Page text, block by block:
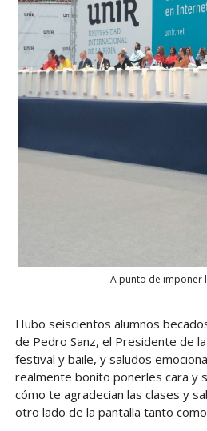
A punto de imponer
Hubo seiscientos alumnos
de Pedro Sanz, el Presidente de
festival y baile, y saludos
realmente bonito ponerles cara y
cómo te agradecian las clases y
otro lado de la pantalla tanto